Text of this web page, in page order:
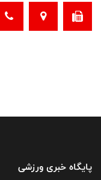
پایگاه خبری ورزشی